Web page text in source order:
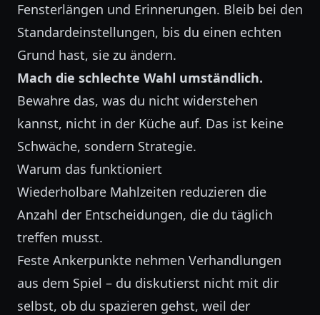
Fensterlängen und Erinnerungen. Bleib bei den
Standardeinstellungen, bis du einen echten
Grund hast, sie zu ändern.
Mach die schlechte Wahl umständlich.
Bewahre das, was du nicht widerstehen
kannst, nicht in der Küche auf. Das ist keine
Schwäche, sondern Strategie.
Warum das funktioniert
Wiederholbare Mahlzeiten reduzieren die
Anzahl der Entscheidungen, die du täglich
treffen musst.
Feste Ankerpunkte nehmen Verhandlungen
aus dem Spiel – du diskutierst nicht mit dir
selbst, ob du spazieren gehst, weil der